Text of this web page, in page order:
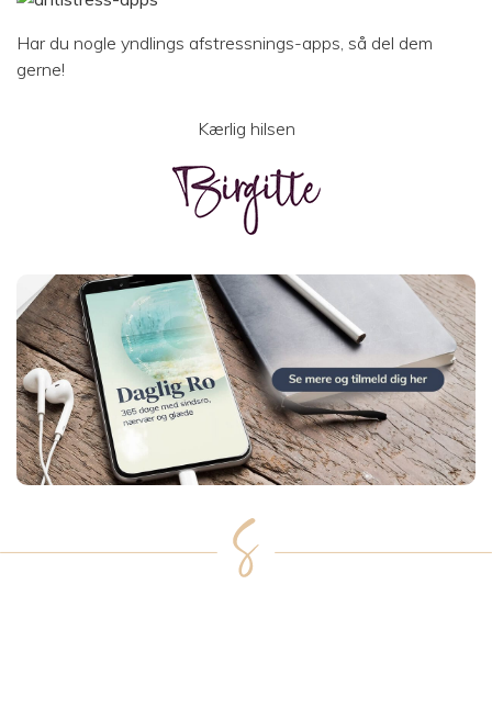
Har du nogle yndlings afstressnings-apps, så del dem
gerne!
Kærlig hilsen